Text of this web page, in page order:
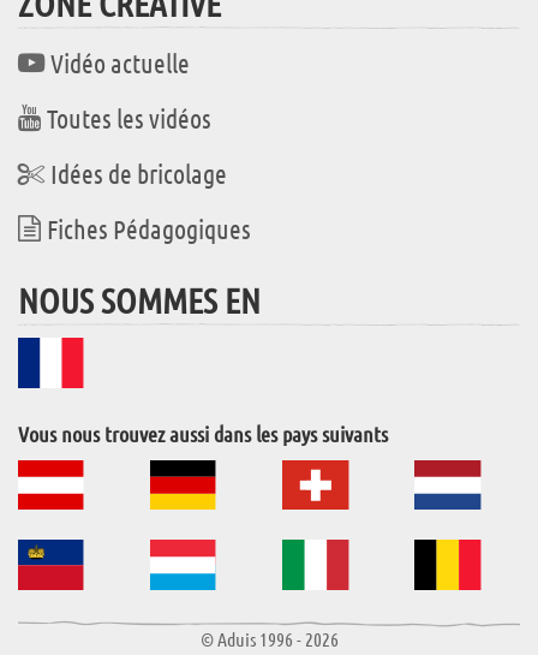
Vidéo actuelle
Toutes les vidéos
Idées de bricolage
Fiches Pédagogiques
NOUS SOMMES EN
Vous nous trouvez aussi dans les pays suivants
© Aduis 1996 - 2026